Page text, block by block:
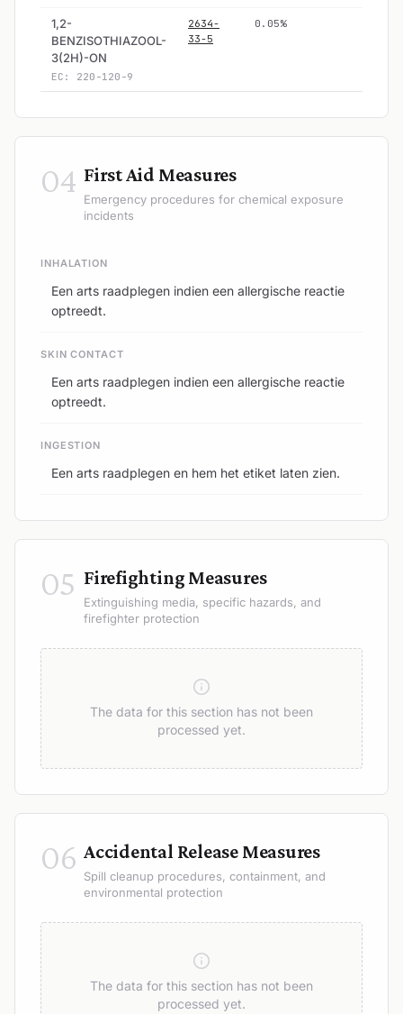
1,2-
BENZISOTHIAZOOL-
3(2H)-ON
EC: 220-120-9
2634-
33-5
0.05%
04 First Aid Measures
Emergency procedures for chemical exposure
incidents
INHALATION
Een arts raadplegen indien een allergische reactie
optreedt.
SKIN CONTACT
Een arts raadplegen indien een allergische reactie
optreedt.
INGESTION
Een arts raadplegen en hem het etiket laten zien.
05 Firefighting Measures
Extinguishing media, specific hazards, and
firefighter protection
The data for this section has not been
processed yet.
06 Accidental Release Measures
Spill cleanup procedures, containment, and
environmental protection
The data for this section has not been
processed yet.